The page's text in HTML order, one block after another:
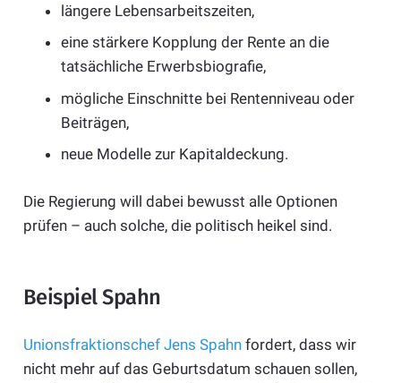
längere Lebensarbeitszeiten,
eine stärkere Kopplung der Rente an die
tatsächliche Erwerbsbiografie,
mögliche Einschnitte bei Rentenniveau oder
Beiträgen,
neue Modelle zur Kapitaldeckung.
Die Regierung will dabei bewusst alle Optionen
prüfen – auch solche, die politisch heikel sind.
Beispiel Spahn
Unionsfraktionschef Jens Spahnfordert, dass wir
nicht mehr auf das Geburtsdatum schauen sollen,